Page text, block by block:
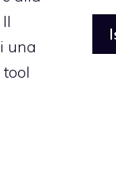
una